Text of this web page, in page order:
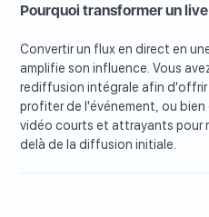
Pourquoi transformer un
Convertir un flux en direct en
amplifie son influence. Vous
rediffusion intégrale afin d'offrir
profiter de l'événement, ou
vidéo courts et attrayants pour
delà de la diffusion initiale.